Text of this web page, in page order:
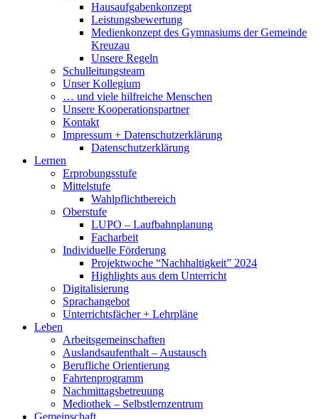
Hausaufgabenkonzept
Leistungsbewertung
Medienkonzept des Gymnasiums der Gemeinde
Kreuzau
Unsere Regeln
Schulleitungsteam
Unser Kollegium
… und viele hilfreiche Menschen
Unsere Kooperationspartner
Kontakt
Impressum + Datenschutzerklärung
Datenschutzerklärung
Lernen
Erprobungsstufe
Mittelstufe
Wahlpflichtbereich
Oberstufe
LUPO – Laufbahnplanung
Facharbeit
Individuelle Förderung
Projektwoche “Nachhaltigkeit” 2024
Highlights aus dem Unterricht
Digitalisierung
Sprachangebot
Unterrichtsfächer + Lehrpläne
Leben
Arbeitsgemeinschaften
Auslandsaufenthalt – Austausch
Berufliche Orientierung
Fahrtenprogramm
Nachmittagsbetreuung
Mediothek – Selbstlernzentrum